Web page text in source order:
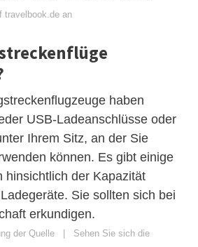
travelbook.de an
haben
USB-Ladeanschlüsse oder
Ihrem Sitz, an der Sie
können. Es gibt einige
hinsichtlich der Kapazität
Sie sollten sich bei
erkundigen.
der Quelle | Sehen Sie sich die